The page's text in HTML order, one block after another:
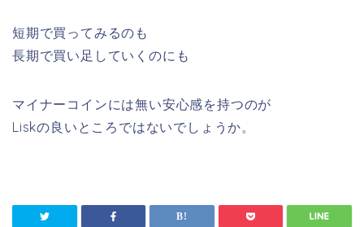
短期で買ってみるのも
長期で買い足していくのにも
マイナーコインには無い安心感を持つのが
Liskの良いところではないでしょうか。